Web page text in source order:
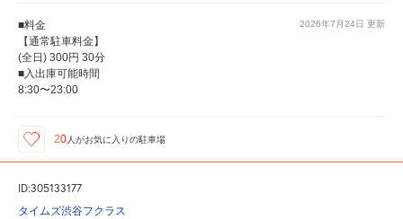
2026年7月24日 更新
■料金
【通常駐車料金】
(全日) 300円 30分
■入出庫可能時間
8:30〜23:00
20人がお気に入りの駐車場
ID:305133177
タイムズ渋谷フクラス